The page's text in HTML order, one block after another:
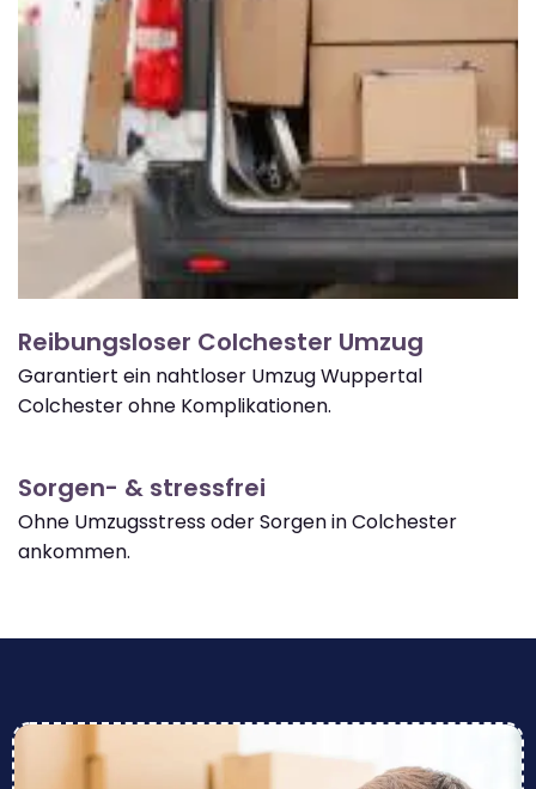
Reibungsloser Colchester Umzug
Garantiert ein nahtloser Umzug Wuppertal
Colchester ohne Komplikationen.
Sorgen- & stressfrei
Ohne Umzugsstress oder Sorgen in Colchester
ankommen.